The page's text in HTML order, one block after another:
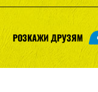
РОЗКАЖИ ДРУЗЯМ